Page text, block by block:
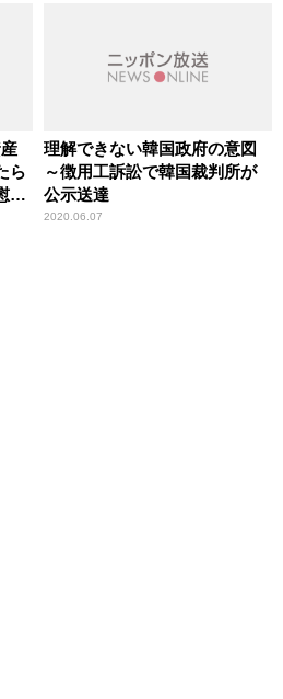
ら
安
理解できない韓国政府の意図
～徴用工訴訟で韓国裁判所が
公示送達
2020.06.07